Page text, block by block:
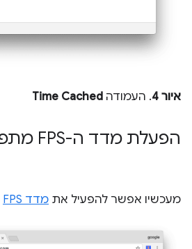
איור 4 . העמודה Time Cached
הפעלת מדד ה-FPS מתפריט הפקודות
מעכשיו אפשר להפעיל את מדד FPS